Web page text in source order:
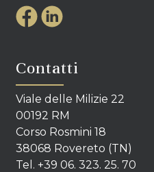
Contatti
Viale delle Milizie 22
00192 RM
Corso Rosmini 18
38068 Rovereto (TN)
Tel. +39 06. 323. 25. 70